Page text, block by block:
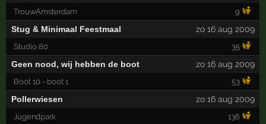
TrouwAmsterdam 9
Stug & Minimaal Feestmaal zo 16 aug 2009
Studio 80 35
Geen nood, wij hebben de boot zo 16 aug 2009
Boot 10 - boot 1 53
Pollerwiesen zo 16 aug 2009
Jugendpark 136